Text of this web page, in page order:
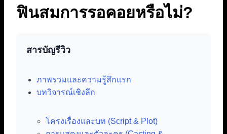
ฟินสมการรอคอยหรือไม่?
สารบัญรีวิว
ภาพรวมและความรู้สึกแรก
บทวิจารณ์เชิงลึก
โครงเรื่องและบท (Script & Plot)